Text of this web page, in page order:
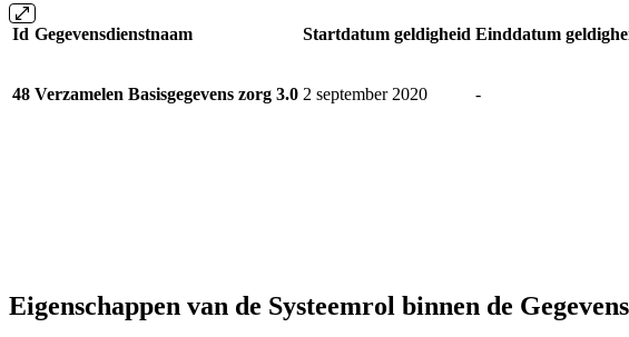
Id Gegevensdienstnaam Startdatum geldigheid Einddatum
48 Verzamelen Basisgegevens zorg 3.0 2 september 2020 -
Eigenschappen van de Systeemrol binnen de